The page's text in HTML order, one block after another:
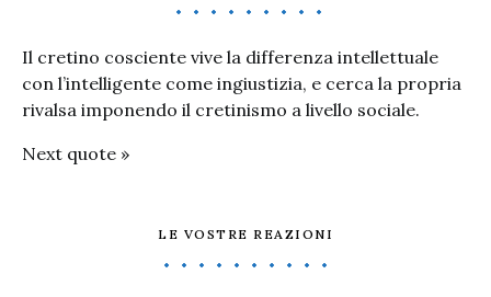
Il cretino cosciente vive la differenza intellettuale
con l’intelligente come ingiustizia, e cerca la propria
rivalsa imponendo il cretinismo a livello sociale.
Next quote »
LE VOSTRE REAZIONI